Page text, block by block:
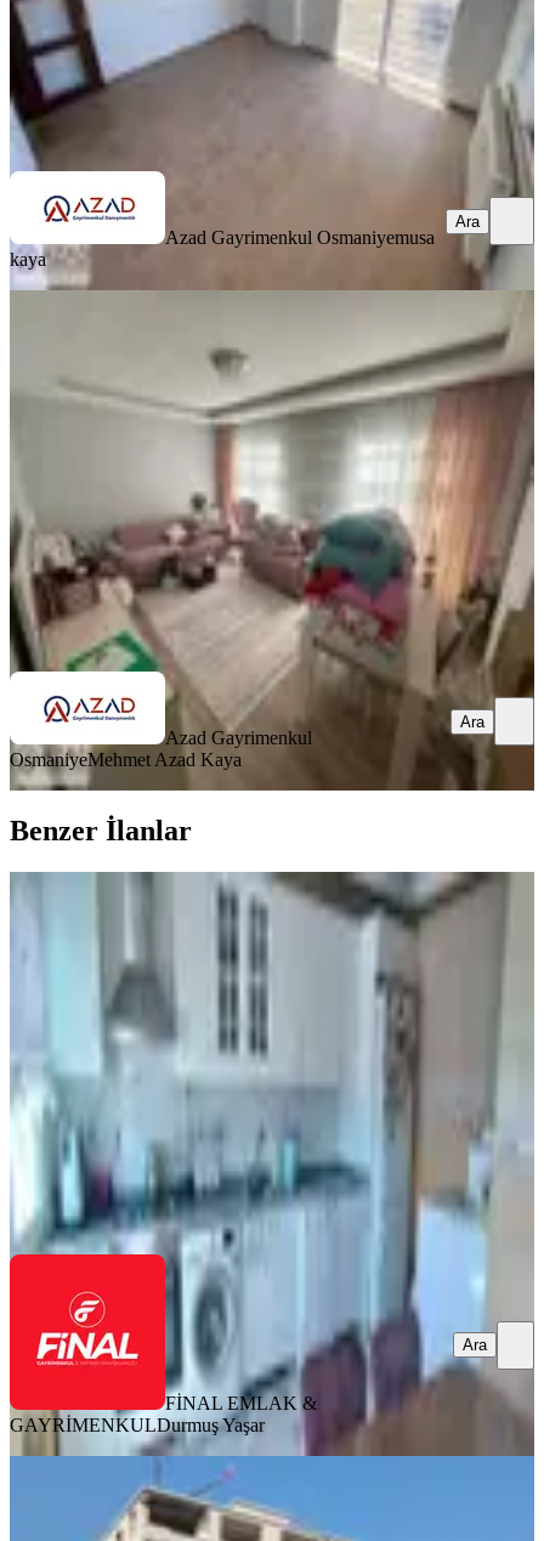
Azad Gayrimenkul Osmaniye
Ara
Azad Gayrimenkul Osmaniyemusa
kaya
Ara
Azad - Zorkun Yolu Bahçeli Bulvarı
Civarı Satılık 3+1 Daire
Merkez, Eyüp Sultan Mahallesi
140 m²·3. Kat 12.04.2026
Azad Gayrimenkul Osmaniye Mehmet Azad Kaya
Ara
Azad Gayrimenkul
OsmaniyeMehmet Azad Kaya
Ara
Benzer İlanlar
Final Emlaktan Avm Civarı Satılık
3+1 Daire
Merkez, M.akif Ersoy Mahallesi
160 m² 02.08.2026
FİNAL EMLAK & GAYRİMENKUL Durmuş Yaşar
Ara
FİNAL EMLAK &
GAYRİMENKULDurmuş Yaşar
Ara
Osmaniye Devlet Bahçeli Bulv.
Lüks4+1 | Aralık 2026 Teslim